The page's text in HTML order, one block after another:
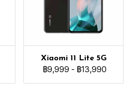
Xiaomi 11 Lite 5G
฿9,999 - ฿13,990